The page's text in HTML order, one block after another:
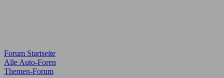
Forum Startseite
Alle Auto-Foren
Themen-Forum